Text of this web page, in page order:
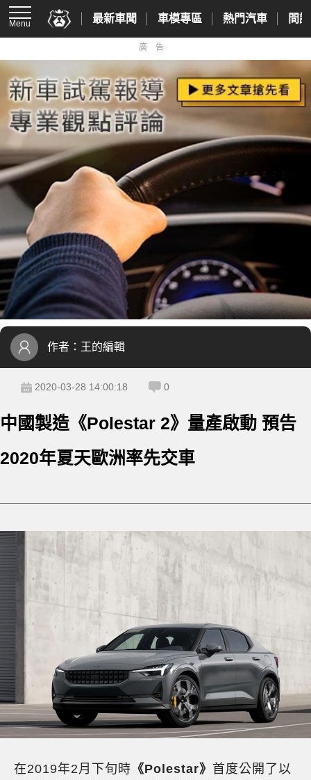
Menu 最新車聞 車模專區 熱門汽車 間
廣告
作者： 王的編輯
2020-03-28 14:00:18 0
中國製造《Polestar 2》量產啟動 預告
2020年夏天歐洲率先交車
在2019年2月下旬時 《Polestar》 首度公開了以